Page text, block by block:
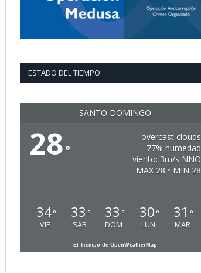
ESTADO DEL TIEMPO
SANTO DOMINGO
28°
overcast clouds
77% humedad
viento: 3m/s NNO
MAX 28 • MIN 28
34°
VIE
33 °
SAB
33 °
DOM
30 °
LUN
31 °
MAR
El Tiempo de OpenWeatherMap